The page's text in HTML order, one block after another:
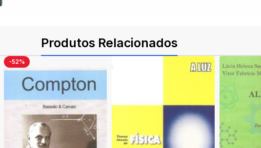
Produtos Relacionados
-52%